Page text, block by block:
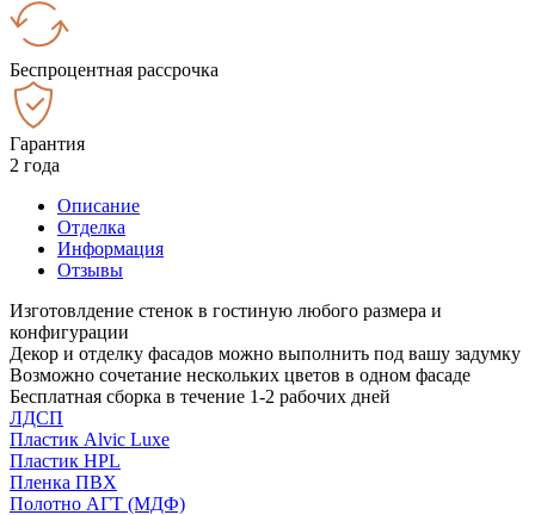
Беспроцентная рассрочка
Гарантия
2 года
Описание
Отделка
Информация
Отзывы
Изготовлдение стенок в гостиную любого размера и
конфигурации
Декор и отделку фасадов можно выполнить под вашу задумку
Возможно сочетание нескольких цветов в одном фасаде
Бесплатная сборка в течение 1-2 рабочих дней
ЛДСП
Пластик Alvic Luxe
Пластик HPL
Пленка ПВХ
Полотно АГТ (МДФ)